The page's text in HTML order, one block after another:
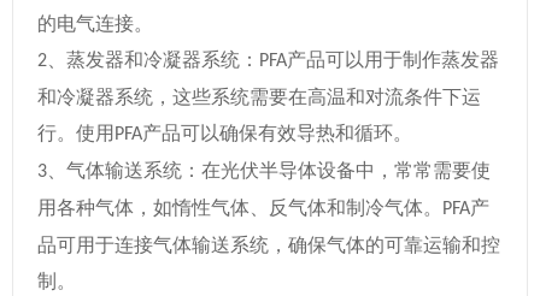
的电气连接。
2 蒸发器和冷凝器系统： PFA产品可以用于制作蒸发器
和冷凝器系统，这些系统需要在高温和对流条件下运
行。使用 PFA产品可以确保有效导热和循环。
3
气体输送系统：在光伏半导体设备中，常常需要使
用各种气体，如惰性气体、反气体和制冷气体。
PFA产
品可用于连接气体输送系统，确保气体的可靠运输和控
制。